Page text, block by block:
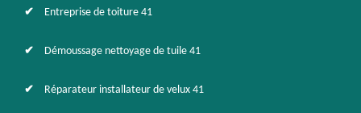
Entreprise de toiture 41
Démoussage nettoyage de tuile 41
Réparateur installateur de velux 41